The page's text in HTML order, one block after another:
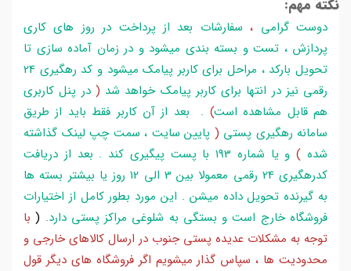
نکته مهم:
دوست گرامی ،سفارشات بعد از پرداخت در روز های کاری
پردازش ، تست و بسته بندی میشود و در زمان آماده سازی تا
تحویل بارکد ، مراحل برای کاربر پیامک میشود و کد رهگیری 24
رقمی نیز در انتها برای کاربر پیامک خواهد شد ( در پنل کاربری
هم قابل مشاهده است) . بعد از آن کاربر فقط باید از طریق
سامانه رهگیری پستی ( پایین سایت ، سمت چپ لینک گذاشته
شده )
و یا شماره 193 با پست پیگیری کند . بعد از دریافت
کدرهگیری 24 رقمی معمولا بین 3 الی 12 روز یا بیشتر بسته ها
به گیرنده تحویل داده میشن . این مورد بطور کامل از اختیارات
فروشگاه خارج است و بستگی به شلوغی مراکز پستی دارد.
(با
توجه به مشکلات عدیده پستی جنوب در ارسال کالاهای خارجی و
محدودیت ها ، سپاس گذار میشویم اگر فروشگاه های دیگر قول